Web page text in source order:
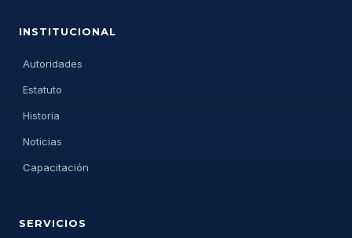
INSTITUCIONAL
Autoridades
Estatuto
Historia
Noticias
Capacitación
SERVICIOS